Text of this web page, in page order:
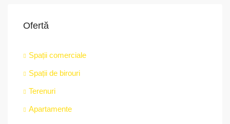
Ofertă
Spații comerciale
Spații de birouri
Terenuri
Apartamente